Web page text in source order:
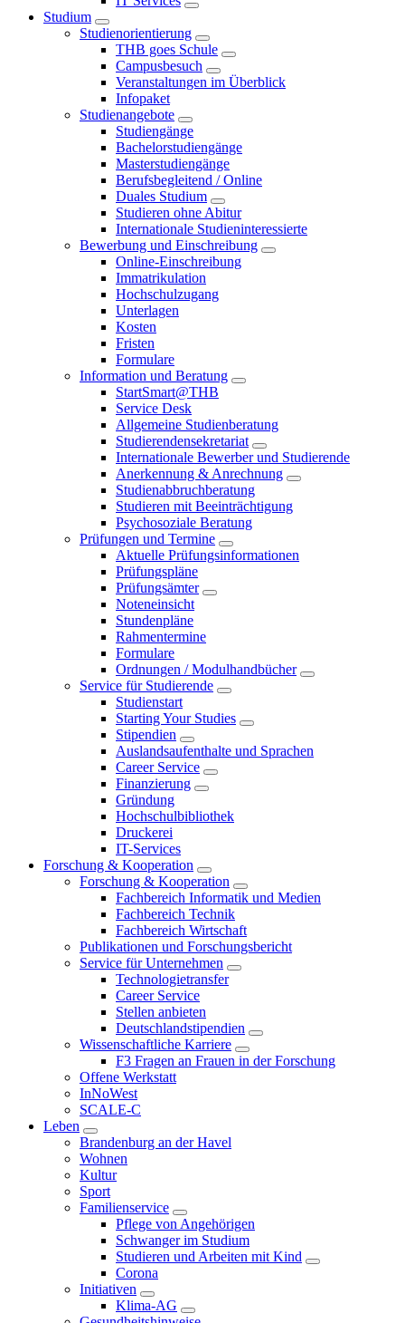
Studium
Studienorientierung
THB goes Schule
Campusbesuch
Veranstaltungen im Überblick
Infopaket
Studienangebote
Studiengänge
Bachelorstudiengänge
Masterstudiengänge
Berufsbegleitend / Online
Duales Studium
Studieren ohne Abitur
Internationale Studieninteressierte
Bewerbung und Einschreibung
Online-Einschreibung
Immatrikulation
Hochschulzugang
Unterlagen
Kosten
Fristen
Formulare
Information und Beratung
StartSmart@THB
Service Desk
Allgemeine Studienberatung
Studierendensekretariat
Internationale Bewerber und Studierende
Anerkennung & Anrechnung
Studienabbruchberatung
Studieren mit Beeinträchtigung
Psychosoziale Beratung
Prüfungen und Termine
Aktuelle Prüfungsinformationen
Prüfungspläne
Prüfungsämter
Noteneinsicht
Stundenpläne
Rahmentermine
Formulare
Ordnungen / Modulhandbücher
Service für Studierende
Studienstart
Starting Your Studies
Stipendien
Auslandsaufenthalte und Sprachen
Career Service
Finanzierung
Gründung
Hochschulbibliothek
Druckerei
IT-Services
Forschung & Kooperation
Forschung & Kooperation
Fachbereich Informatik und Medien
Fachbereich Technik
Fachbereich Wirtschaft
Publikationen und Forschungsbericht
Service für Unternehmen
Technologietransfer
Career Service
Stellen anbieten
Deutschlandstipendien
Wissenschaftliche Karriere
F3 Fragen an Frauen in der Forschung
Offene Werkstatt
InNoWest
SCALE-C
Leben
Brandenburg an der Havel
Wohnen
Kultur
Sport
Familienservice
Pflege von Angehörigen
Schwanger im Studium
Studieren und Arbeiten mit Kind
Corona
Initiativen
Klima-AG